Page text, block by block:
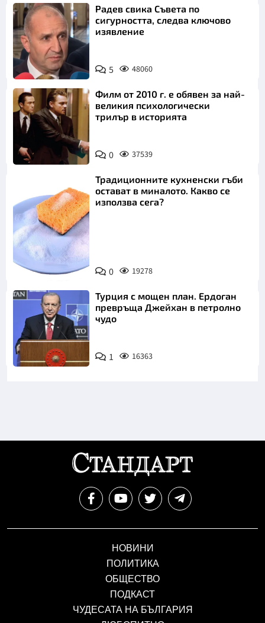
Радев свика Съвета по
сигурността, следва ключово
изявление
5 48060
Филм от 2010 г. е обявен за най-
великия психологически
трилър в историята
0 37539
Снимка:
Пиксабей
Традиционните кухненски гъби
остават в миналото. Какво се
използва сега?
0 19278
Турция с мощен план. Ердоган
превръща Джейхан в петролно
чудо
1 16363
НОВИНИ
ПОЛИТИКА
ОБЩЕСТВО
ПОДКАСТ
ЧУДЕСАТА НА БЪЛГАРИЯ